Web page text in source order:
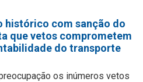
histórico com sanção do
que vetos comprometem
do transporte
os inúmeros vetos